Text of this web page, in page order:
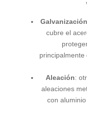
Galvanización
cubre el
Aleación:
aleaciones
con